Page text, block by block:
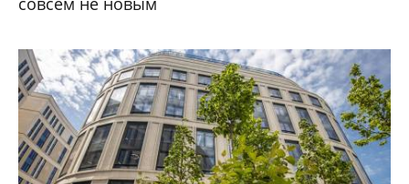
Ракета миллиардера Джеффа Безоса
взорвалась на стартовой площадке